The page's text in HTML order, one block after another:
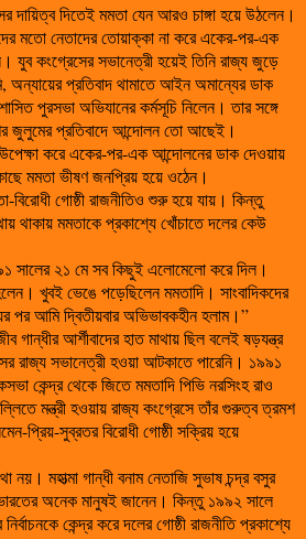
দায়িত্ব দিতেই মমতা যেন আরও চাঙ্গা হয়ে উঠলেন।
মতো নেতাদের তোয়াক্কা না করে একের-পর-এক
যুব কংগ্রেসের সভানেত্রী হয়েই তিনি রাজ্য জুড়ে
অন্যায়ের প্রতিবাদ থামাতে আইন অমান্যের ডাক
পুরসভা অভিযানের কর্মসূচি নিলেন। তার সঙ্গে
জুলুমের প্রতিবাদে আন্দোলন তো আছেই।
করে একের-পর-এক আন্দোলনের ডাক দেওয়ায়
মমতা ভীষণ জনপ্রিয় হয়ে ওঠেন।
গোষ্ঠী রাজনীতিও শুরু হয়ে যায়। কিন্তু
থাকায় মমতাকে প্রকাশ্যে খোঁচাতে দলের কেউ
সালের ২১ মে সব কিছুই এলোমেলো করে দিল।
খুবই ভেঙে পড়েছিলেন মমতাদি। সাংবাদিকদের
পর আমি দ্বিতীয়বার অভিভাবকহীন হলাম।”
গান্ধীর আর্শীবাদের হাত মাথায় ছিল বলেই ষড়যন্ত্র
রাজ্য সভানেত্রী হওয়া আটকাতে পারেনি। ১৯৯১
কেন্দ্র থেকে জিতে মমতাদি পিভি নরসিংহ রাও
মন্ত্রী হওয়ায় রাজ্য কংগ্রেসে তাঁর গুরুত্ব ত্রমশ
প্রিয়-সুব্রতর বিরোধী গোষ্ঠী সক্রিয় হয়ে
নয়। মহাত্মা গান্ধী বনাম নেতাজি সুভাষ চন্দ্র বসুর
ভারতের অনেক মানুষই জানেন। কিন্তু ১৯৯২ সালে
কেন্দ্র করে দলের গোষ্ঠী রাজনীতি প্রকাশ্যে